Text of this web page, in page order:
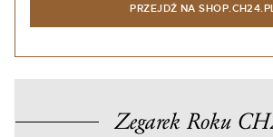
PRZEJDŹ NA SHOP.CH24.PL
Zegarek Roku